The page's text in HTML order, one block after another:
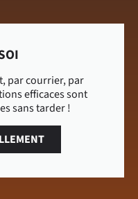
par courrier, par
efficaces sont
sans tarder !